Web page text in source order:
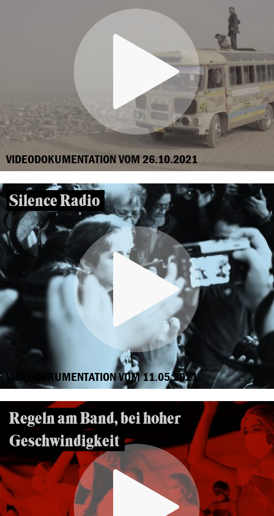
VIDEODOKUMENTATION VOM 26.10.2021
Silence Radio
VIDEODOKUMENTATION VOM 11.05.2021
Regeln am Band, bei hoher
Geschwindigkeit